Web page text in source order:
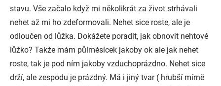
stavu. Vše začalo když mi několikrát za život strhávali
nehet až mi ho zdeformovali. Nehet sice roste, ale je
odloučen od lůžka. Dokážete poradit, jak obnovit nehtové
lůžko? Takže mám půlměsícek jakoby ok ale jak nehet
roste, tak je pod ním jakoby vzduchoprázdno. Nehet sice
drží, ale zespodu je prázdný. Má i jiný tvar ( hrubší mírně